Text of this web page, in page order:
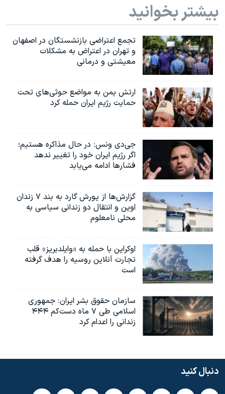
بیشتر بخوانید
تجمع اعتراضی بازنشستگان در اصفهان
و تهران در اعتراض به مشکلات
معیشتی و درمانی
ارتش یمن به مواضع حوثی‌های تحت
حمایت رژیم ایران حمله کرد
جی‌دی ونس: در حال مذاکره هستیم؛
اگر رژیم ایران خود را تغییر ندهد
فشارها ادامه می‌یابد
گزارش‌ها از یورش گارد به بند ۷ زندان
اوین و انتقال دو زندانی سیاسی به
محلی نامعلوم
اوکراین با حمله به «وایلدبریز» قلب
تجارت آنلاین روسیه را هدف گرفته
است
سازمان حقوق بشر ایران: جمهوری
اسلامی طی ۷ ماه دست‌کم ۴۴۴
زندانی را اعدام کرد
دنبال کنید